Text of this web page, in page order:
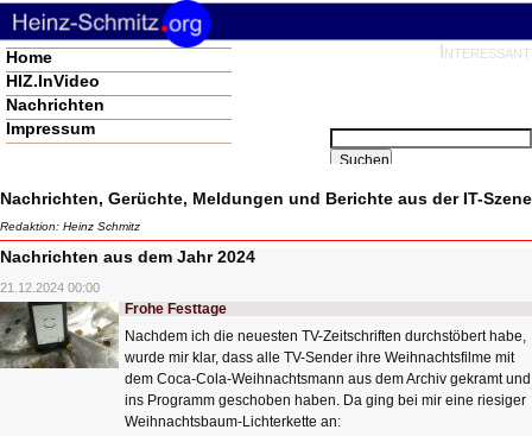
Navigation
überspringen
Home
HIZ.InVideo
Nachrichten
Impressum
Suchbegriffe
Suchen
Nachrichten, Gerüchte, Meldungen und Berichte aus der IT-Szene
Redaktion: Heinz Schmitz
Nachrichten aus dem Jahr 2024
21.12.2024 00:00
Frohe Festtage
Nachdem ich die neuesten TV-Zeitschriften durchstöbert habe,
wurde mir klar, dass alle TV-Sender ihre Weihnachtsfilme mit
dem Coca-Cola-Weihnachtsmann aus dem Archiv gekramt und
ins Programm geschoben haben. Da ging bei mir eine riesiger
Weihnachtsbaum-Lichterkette an: